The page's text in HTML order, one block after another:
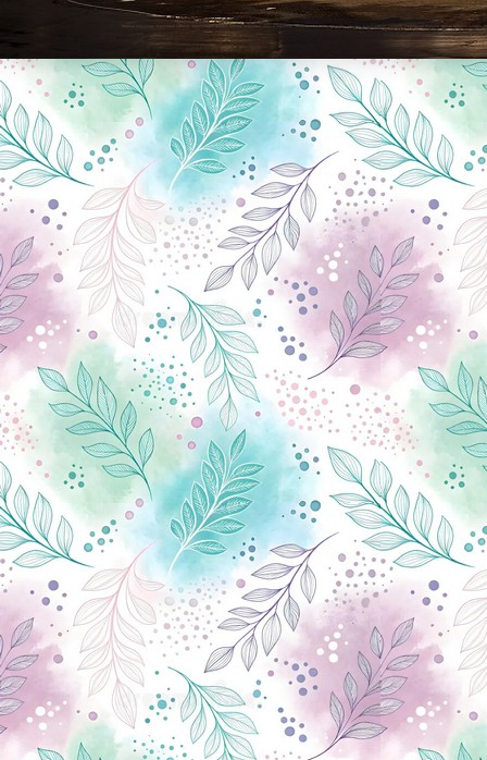
Новини Чернігова, Чернігівські новини, Чернігівський формат, новини Чернігова, події в Чернігові: політика, економіка, аналітика, культура, відеоновини, екологія, спортивний Чернігів, туризм, Чернігів